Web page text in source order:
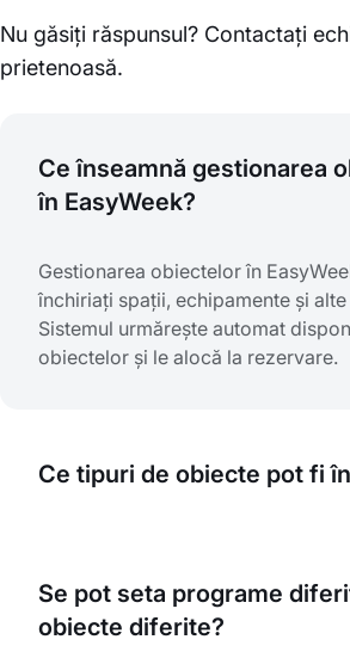
Nu găsiți răspunsul? Contactați
prietenoasă.
Ce înseamnă gestionarea
în EasyWeek?
Gestionarea obiectelor în
închiriați spații, echipamente și
Sistemul urmărește automat
obiectelor și le alocă la rezervare.
Ce tipuri de obiecte pot fi
sportive, console de jocuri,
multe altele.
Se pot seta programe
obiecte diferite?